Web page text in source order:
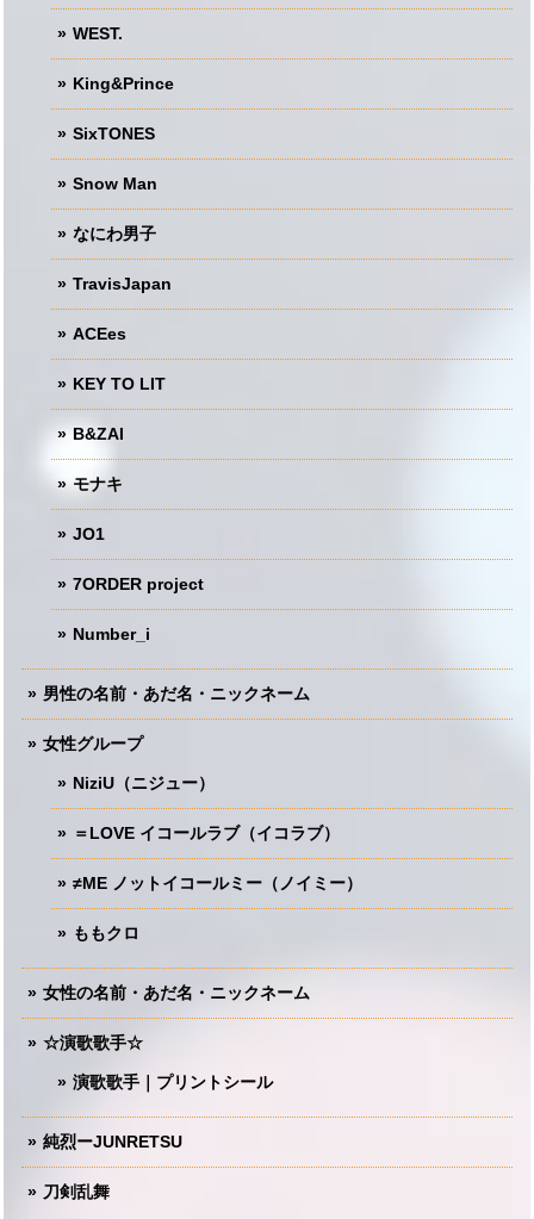
WEST.
King&Prince
SixTONES
Snow Man
なにわ男子
TravisJapan
ACEes
KEY TO LIT
B&ZAI
モナキ
JO1
7ORDER project
Number_i
男性の名前・あだ名・ニックネーム
女性グループ
NiziU（ニジュー）
＝LOVE イコールラブ（イコラブ）
≠ME ノットイコールミー（ノイミー）
ももクロ
女性の名前・あだ名・ニックネーム
☆演歌歌手☆
演歌歌手｜プリントシール
純烈ーJUNRETSU
刀剣乱舞